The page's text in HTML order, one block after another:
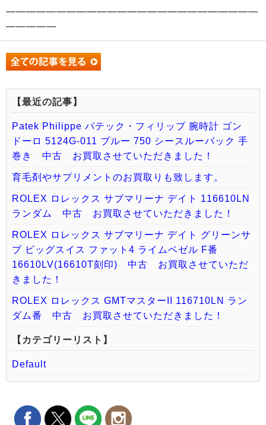
━━━━━━━━━━━━━━━━━━━━━━━━━
━━━━━
【最近の記事】
Patek Philippe パテック・フィリップ 腕時計 ゴン
ドーロ 5124G-011 ブルー 750 シースルーバック 手
巻き 中古 お買取させていただきました！
育毛剤やサプリメントのお買取りも致します。
ROLEX ロレックス サブマリーナ デイト 116610LN
ランダム 中古 お買取させていただきました！
ROLEX ロレックス サブマリーナ デイト グリーンサ
ブ ビッグスイス ファット4 ライムベゼル F番
16610LV(16610T刻印) 中古 お買取させていただ
きました！
ROLEX ロレックス GMTマスターII 116710LN ラン
ダム番 中古 お買取させていただきました！
【カテゴリーリスト】
Default